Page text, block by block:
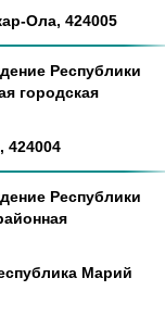
Ола, 424005
Республики
городская
424004
Республики
Марий